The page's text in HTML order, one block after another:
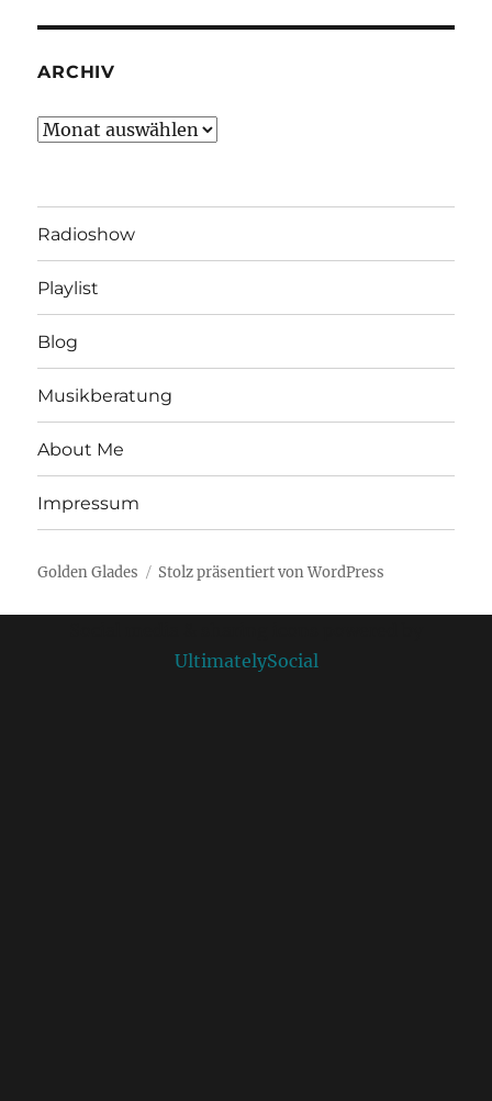
ARCHIV
Archiv
Radioshow
Playlist
Blog
Musikberatung
About Me
Impressum
Golden Glades Stolz präsentiert von WordPress
UltimatelySocial